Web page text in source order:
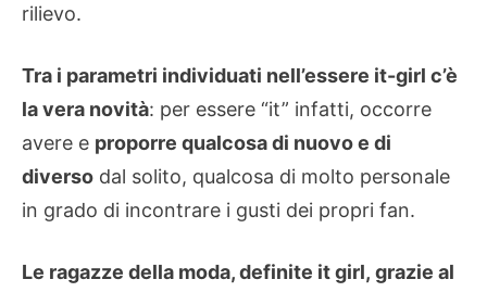
rilievo.
Tra i parametri individuati nell’essere it-girl c’è
la vera novità: per essere “it” infatti, occorre
avere e proporre qualcosa di nuovo e di
diverso dal solito, qualcosa di molto personale
in grado di incontrare i gusti dei propri fan.
Le ragazze della moda, definite it girl, grazie al